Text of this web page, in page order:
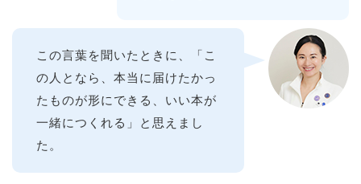
この言葉を聞いたときに、「こ
の人となら、本当に届けたかっ
たものが形にできる、いい本が
一緒につくれる」と思えまし
た。